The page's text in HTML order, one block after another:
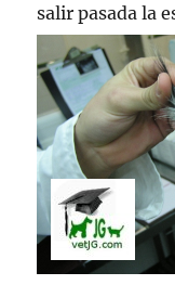
salir pasada la